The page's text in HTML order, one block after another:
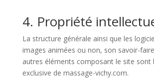
4. Propriété
La structure générale ainsi que les
images animées ou non, son savoir-
autres éléments composant le site sont
exclusive de massage-vichy.com.